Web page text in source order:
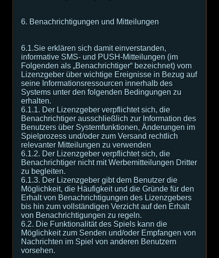
6. Benachrichtigungen und Mitteilungen
6.1.Sie erklären sich damit einverstanden,
informative SMS- und PUSH-Mitteilungen (im
Folgenden als „Benachrichtiger“ bezeichnet) vom
Lizenzgeber über wichtige Ereignisse in Bezug auf
seine Informationsressourcen innerhalb des
Systems unter den folgenden Bedingungen zu
erhalten.
6.1.1. Der Lizenzgeber verpflichtet sich, die
Benachrichtiger ausschließlich zur Information des
Benutzers über Systemfunktionen, Änderungen im
Spielprozess und/oder zum Versand rechtlich
relevanter Mitteilungen zu verwenden
6.1.2. Der Lizenzgeber verpflichtet sich, die
Benachrichtiger nicht mit Werbemitteilungen Dritter
zu begleiten.
6.1.3. Der Lizenzgeber gibt dem Benutzer die
Möglichkeit, die Häufigkeit und die Gründe für den
Erhalt von Benachrichtigungen des Lizenzgebers
bis hin zum vollständigen Verzicht auf den Erhalt
von Benachrichtigungen zu regeln.
6.2. Die Funktionalität des Spiels kann die
Möglichkeit zum Senden und/oder Empfangen von
Nachrichten im Spiel von anderen Benutzern
vorsehen.